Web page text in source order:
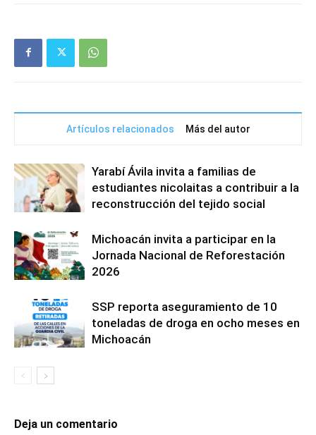
Artículos relacionados Más del autor
Yarabí Ávila invita a familias de
estudiantes nicolaitas a contribuir a la
reconstrucción del tejido social
Michoacán invita a participar en la
Jornada Nacional de Reforestación
2026
SSP reporta aseguramiento de 10
toneladas de droga en ocho meses en
Michoacán
Deja un comentario